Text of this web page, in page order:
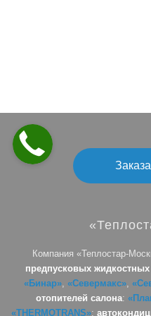
Компания «Теплостар-
предпусковых жидкостных
«Бинар», «Севермакс»,
отопителей салона:
«THERMOTRANS»;